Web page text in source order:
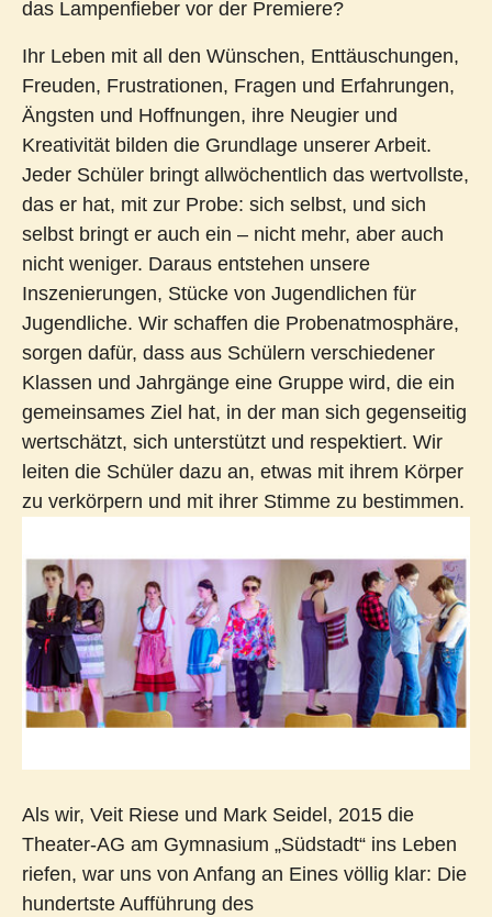
das Lampenfieber vor der Premiere?
Ihr Leben mit all den Wünschen, Enttäuschungen,
Freuden, Frustrationen, Fragen und Erfahrungen,
Ängsten und Hoffnungen, ihre Neugier und
Kreativität bilden die Grundlage unserer Arbeit.
Jeder Schüler bringt allwöchentlich das wertvollste,
das er hat, mit zur Probe: sich selbst, und sich
selbst bringt er auch ein – nicht mehr, aber auch
nicht weniger. Daraus entstehen unsere
Inszenierungen, Stücke von Jugendlichen für
Jugendliche. Wir schaffen die Probenatmosphäre,
sorgen dafür, dass aus Schülern verschiedener
Klassen und Jahrgänge eine Gruppe wird, die ein
gemeinsames Ziel hat, in der man sich gegenseitig
wertschätzt, sich unterstützt und respektiert. Wir
leiten die Schüler dazu an, etwas mit ihrem Körper
zu verkörpern und mit ihrer Stimme zu bestimmen.
Als wir, Veit Riese und Mark Seidel, 2015 die
Theater-AG am Gymnasium „Südstadt“ ins Leben
riefen, war uns von Anfang an Eines völlig klar: Die
hundertste Aufführung des